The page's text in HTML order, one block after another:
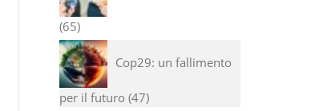
65
Cop29: un fallimento
per il futuro 47